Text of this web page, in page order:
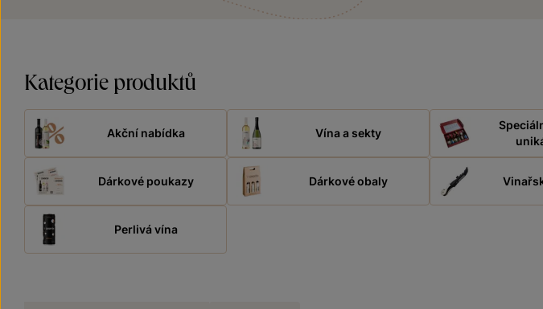
Kategorie produktů
Akční nabídka Vína a sekty
Dárkové poukazy Dárkové obaly
Perlivá vína